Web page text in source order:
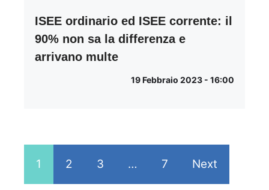
ISEE ordinario ed ISEE corrente: il
90% non sa la differenza e
arrivano multe
19 Febbraio 2023 - 16:00
1 2 3 … 7 Next